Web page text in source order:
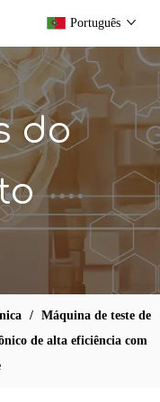
Português
do
/ Máquina de teste de
de alta eficiência com
Emuisificação de sonda Sonicator com gabinete de som